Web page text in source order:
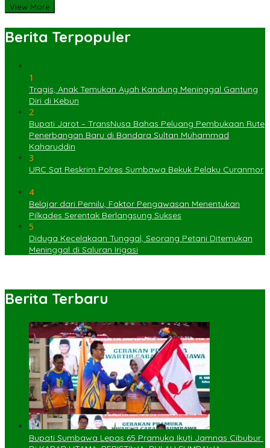
View More
Berita Terpopuler
1
Tragis, Anak Temukan Ayah Kandung Meninggal Gantung
Diri di Kebun
2
Bupati Jarot – TransNusa Bahas Peluang Pembukaan Rute
Penerbangan Baru di Bandara Sultan Muhammad
Kaharuddin
3
URC Sat Reskrim Polres Sumbawa Bekuk Pelaku Curanmor
4
Belajar dari Pemilu, Faktor Pengawasan Menentukan
Pilkades Serentak Berlangsung Sukses
5
Diduga Kecelakaan Tunggal, Seorang Petani Ditemukan
Meninggal di Saluran Irigasi
Berita Terbaru
Bupati Sumbawa Lepas 65 Pramuka Ikuti Jamnas Cibubur ‎